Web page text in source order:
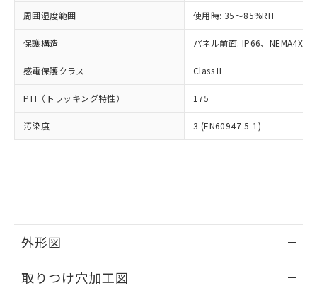
周囲湿度範囲 使用時: 35～85%RH
保護構造 パネル前面: IP66、NEMA4X,
感電保護クラス Class II
PTI（トラッキング特性） 175
汚染度 3 (EN60947-5-1)
外形図
取りつけ穴加工図
登録された部品リストについて、当社
および当社の共同利用者が、当社の製
品・サービスに関するお客様との取
引・商談に必要な範囲で利用すること
※当社の共同利用者とは、"個人情報
の「1.共同利
用者の範囲」に記載されている法人を
指します。
※3 非含有証明書ダウンロード
下記の非含有証明書をダウンロードするこ
EU RoHS指令（10物質）の非含有証明書
51物質の非含有証明書（当社基準）
※本証明書は発行日時点で非含有を証明す
るもので、過去に遡って非含有を証明する
既に当社にて対応品への在庫切替を完了
していることから、特段のことがない限